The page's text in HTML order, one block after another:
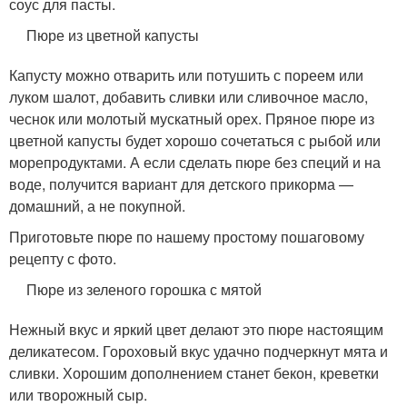
Пюре из цветной капусты
Капусту можно отварить или потушить с пореем или
луком шалот, добавить сливки или сливочное масло,
чеснок или молотый мускатный орех. Пряное пюре из
цветной капусты будет хорошо сочетаться с рыбой или
морепродуктами. А если сделать пюре без специй и на
воде, получится вариант для детского прикорма —
домашний, а не покупной.
Приготовьте пюре по нашему простому пошаговому
рецепту с фото.
Пюре из зеленого горошка с мятой
Нежный вкус и яркий цвет делают это пюре настоящим
деликатесом. Гороховый вкус удачно подчеркнут мята и
сливки. Хорошим дополнением станет бекон, креветки
или творожный сыр.